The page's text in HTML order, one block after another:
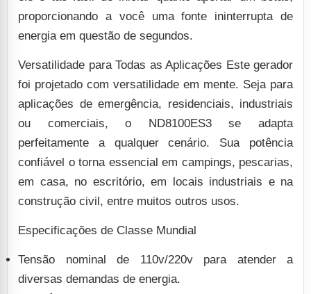
proporcionando a você uma fonte ininterrupta de
energia em questão de segundos.
Versatilidade para Todas as Aplicações Este gerador
foi projetado com versatilidade em mente. Seja para
aplicações de emergência, residenciais, industriais
ou comerciais, o ND8100ES3 se adapta
perfeitamente a qualquer cenário. Sua potência
confiável o torna essencial em campings, pescarias,
em casa, no escritório, em locais industriais e na
construção civil, entre muitos outros usos.
Especificações de Classe Mundial
Tensão nominal de 110v/220v para atender a
diversas demandas de energia.